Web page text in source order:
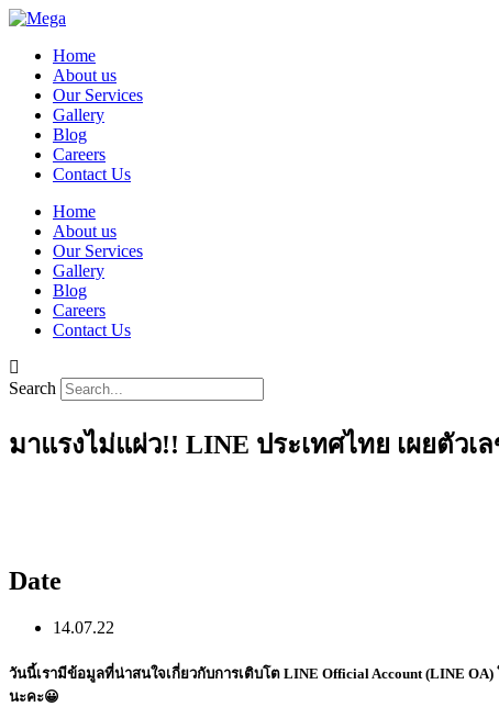
Home
About us
Our Services
Gallery
Blog
Careers
Contact Us
Home
About us
Our Services
Gallery
Blog
Careers
Contact Us
Search
มาแรงไม่แผ่ว!! LINE ประเทศไทย เผยตัวเ
Date
14.07.22
วันนี้เรามีข้อมูลที่น่าสนใจเกี่ยวกับการเติบโต LINE Official Account (LINE
นะคะ😀